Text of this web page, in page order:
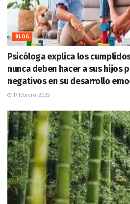
BLOG
Psicóloga explica los
nunca deben hacer a sus hijos
negativos en su desarrollo
17 febrero, 2025